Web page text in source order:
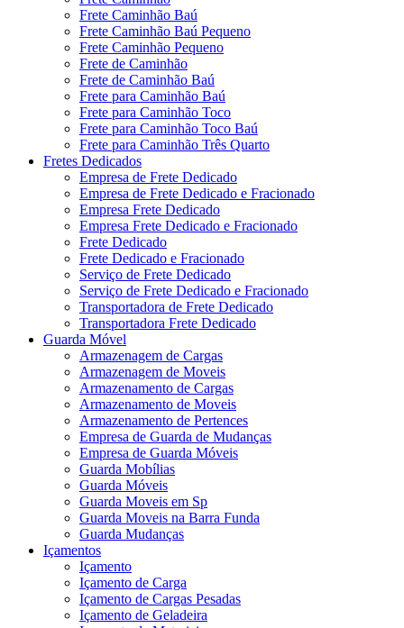
Frete Caminhão Baú
Frete Caminhão Baú Pequeno
Frete Caminhão Pequeno
Frete de Caminhão
Frete de Caminhão Baú
Frete para Caminhão Baú
Frete para Caminhão Toco
Frete para Caminhão Toco Baú
Frete para Caminhão Três Quarto
Fretes Dedicados
Empresa de Frete Dedicado
Empresa de Frete Dedicado e Fracionado
Empresa Frete Dedicado
Empresa Frete Dedicado e Fracionado
Frete Dedicado
Frete Dedicado e Fracionado
Serviço de Frete Dedicado
Serviço de Frete Dedicado e Fracionado
Transportadora de Frete Dedicado
Transportadora Frete Dedicado
Guarda Móvel
Armazenagem de Cargas
Armazenagem de Moveis
Armazenamento de Cargas
Armazenamento de Moveis
Armazenamento de Pertences
Empresa de Guarda de Mudanças
Empresa de Guarda Móveis
Guarda Mobílias
Guarda Móveis
Guarda Moveis em Sp
Guarda Moveis na Barra Funda
Guarda Mudanças
Içamentos
Içamento
Içamento de Carga
Içamento de Cargas Pesadas
Içamento de Geladeira